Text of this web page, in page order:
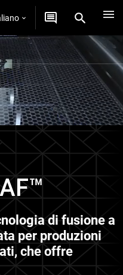
di fusione a
per produzioni
che offre